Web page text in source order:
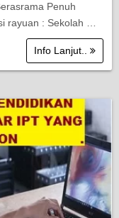
Penuh
rayuan : Sekolah …
Info Lanjut..